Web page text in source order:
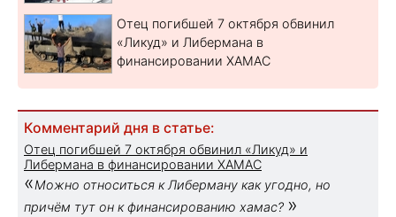
Отец погибшей 7 октября обвинил
«Ликуд» и Либермана в
финансировании ХАМАС
Комментарий дня в статье:
Отец погибшей 7 октября обвинил «Ликуд» и
Либермана в финансировании ХАМАС
«Можно относиться к Либерману как угодно, но
причём тут он к финансированию хамас? »